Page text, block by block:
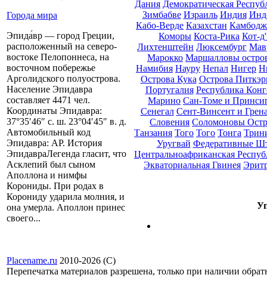
Города мира
Эпида́вр — город Греции,
расположенный на северо-
востоке Пелопоннеса, на
восточном побережье
Арголидского полуострова.
Население Эпидавра
составляет 4471 чел.
Координаты Эпидавра:
37°35′46″ с. ш. 23°04′45″ в. д.
Автомобильный код
Эпидавра: AP. История
ЭпидавраЛегенда гласит, что
Асклепий был сыном
Аполлона и нимфы
Корониды. При родах в
Корониду ударила молния, и
она умерла. Аполлон принес
своего...
Дания Демократическая
Зимбабве Израиль Индия
Кабо-Верде Казахстан
Коморы Коста-Рика Кот-
Лихтенштейн Люксембург
Марокко Маршалловы
Намибия Науру Непал Нигер
Острова Кука Острова
Португалия Республика
Марино Сан-Томе и
Сенегал Сент-Винсент и
Словения Соломоновы
Танзания Того Того Тонга
Уругвай Федеративные
Центральноафриканская
Экваториальная Гвинея
Placename.ru 2010-2026 (С)
Перепечатка материалов разрешена, только при наличии